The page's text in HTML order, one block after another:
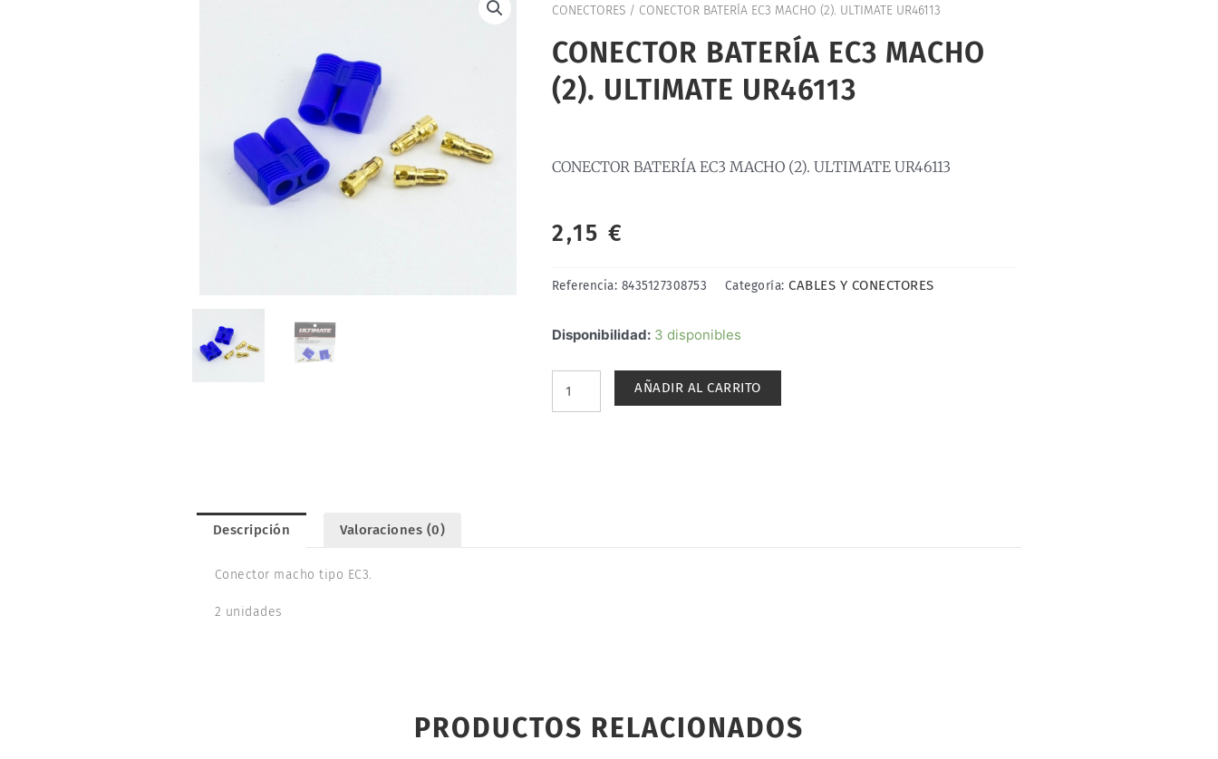
CONECTORES/ CONECTOR BATERÍA EC3 MACHO (2). ULTIMATE UR46113
CONECTOR BATERÍA EC3 MACHO
(2). ULTIMATE UR46113
CONECTOR BATERÍA EC3 MACHO (2). ULTIMATE UR46113
2,15 €
Referencia: 8435127308753 Categoría:CABLES Y CONECTORES
Disponibilidad: 3 disponibles
CONECTOR
MACHO
AÑADIR AL CARRITO
Descripción Valoraciones (0)
Conector macho tipo EC3.
2 unidades
PRODUCTOS RELACIONADOS